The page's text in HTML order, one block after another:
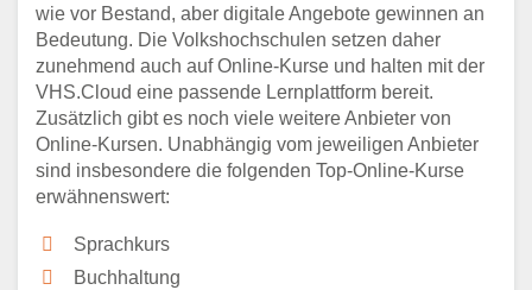
wie vor Bestand, aber digitale Angebote gewinnen an
Bedeutung. Die Volkshochschulen setzen daher
zunehmend auch auf Online-Kurse und halten mit der
VHS.Cloud eine passende Lernplattform bereit.
Zusätzlich gibt es noch viele weitere Anbieter von
Online-Kursen. Unabhängig vom jeweiligen Anbieter
sind insbesondere die folgenden Top-Online-Kurse
erwähnenswert:
Sprachkurs
Buchhaltung